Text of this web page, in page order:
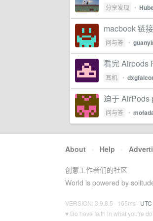
分享发现 •
macbook 链
问与答 •
看完 Airpods
耳机 •
迫于 AirPods
问与答 •
About · Help ·
创意工作者们的社区
World is powered by
VERSION: 3.9.8.5 · 165ms ·
♥ Do have faith in what you're